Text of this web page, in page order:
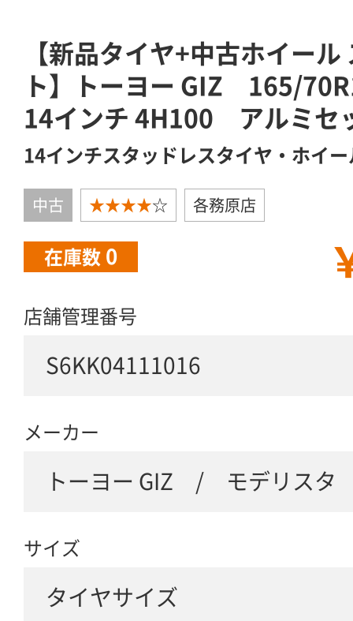
【新品タイヤ+中古ホイー
ト】トーヨー GIZ 165/
14インチ 4H100 アルミセ
14インチスタッドレスタイヤ・ホイ
中古 ★★★★☆ 各務原店
在庫数 0
店舗管理番号
S6KK04111016
メーカー
トーヨー GIZ / モデリスタ
サイズ
タイヤサイズ